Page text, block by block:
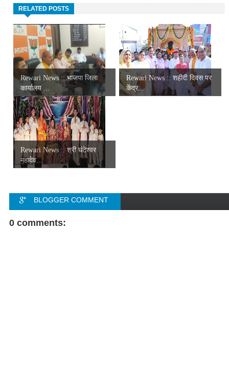
RELATED POSTS
Rewari News :: भाजपा जिला
कार्यालय ...
Rewari News :: शहीदी दिवस पर
केंद्र...
Rewari News :: श्री घंटेश्वर
महादेव...
BLOGGER COMMENT
FACEBOOK COMMENT
0 comments: